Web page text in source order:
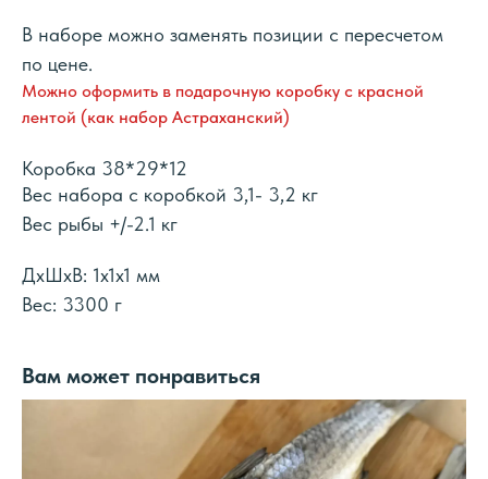
В наборе можно заменять позиции с пересчетом
по цене.
Можно оформить в подарочную коробку с красной
лентой (как набор Астраханский)
Коробка 38*29*12
Вес набора с коробкой 3,1- 3,2 кг
Вес рыбы +/-2.1 кг
ДxШxВ: 1x1x1 мм
Вес: 3300 г
Вам может понравиться